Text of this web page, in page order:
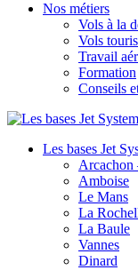
Nos métiers
Vols à la
Vols
Travail
Formation
Conseils
Les bases Jet
Arcachon
Amboise
Le Mans
La
La Baule
Vannes
Dinard